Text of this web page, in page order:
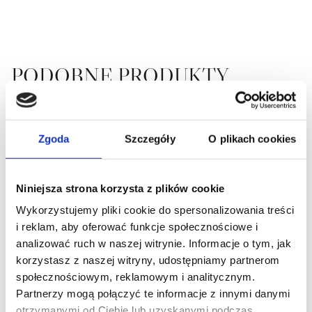
Zgoda Szczegóły O plikach cookies
Niniejsza strona korzysta z plików cookie
Wykorzystujemy pliki cookie do spersonalizowania treści
i reklam, aby oferować funkcje społecznościowe i
analizować ruch w naszej witrynie. Informacje o tym, jak
korzystasz z naszej witryny, udostępniamy partnerom
społecznościowym, reklamowym i analitycznym.
Partnerzy mogą połączyć te informacje z innymi danymi
PODOBNE PRODUKTY
Krzesło NAI
6 500,00ZŁ–10 740,00ZŁ
Zakres cen: od 6 500,00 zł do 10 740,00 zł
Krzesło do jadalni
Donnatella trendy nature
1 557,00ZŁ